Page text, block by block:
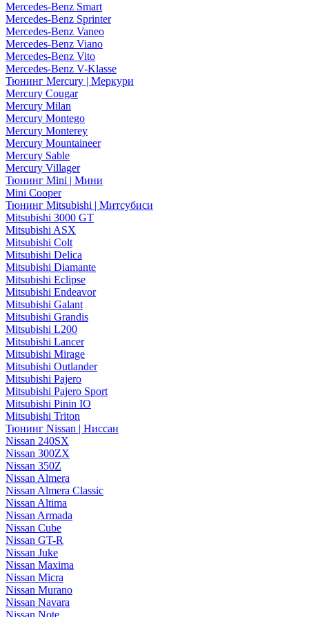
Mercedes-Benz Smart
Mercedes-Benz Sprinter
Mercedes-Benz Vaneo
Mercedes-Benz Viano
Mercedes-Benz Vito
Mercedes-Benz V-Klasse
Тюнинг Mercury | Меркури
Mercury Cougar
Mercury Milan
Mercury Montego
Mercury Monterey
Mercury Mountaineer
Mercury Sable
Mercury Villager
Тюнинг Mini | Мини
Mini Cooper
Тюнинг Mitsubishi | Митсубиси
Mitsubishi 3000 GT
Mitsubishi ASX
Mitsubishi Colt
Mitsubishi Delica
Mitsubishi Diamante
Mitsubishi Eclipse
Mitsubishi Endeavor
Mitsubishi Galant
Mitsubishi Grandis
Mitsubishi L200
Mitsubishi Lancer
Mitsubishi Mirage
Mitsubishi Outlander
Mitsubishi Pajero
Mitsubishi Pajero Sport
Mitsubishi Pinin IO
Mitsubishi Triton
Тюнинг Nissan | Ниссан
Nissan 240SX
Nissan 300ZX
Nissan 350Z
Nissan Almera
Nissan Almera Classic
Nissan Altima
Nissan Armada
Nissan Cube
Nissan GT-R
Nissan Juke
Nissan Maxima
Nissan Micra
Nissan Murano
Nissan Navara
Nissan Note